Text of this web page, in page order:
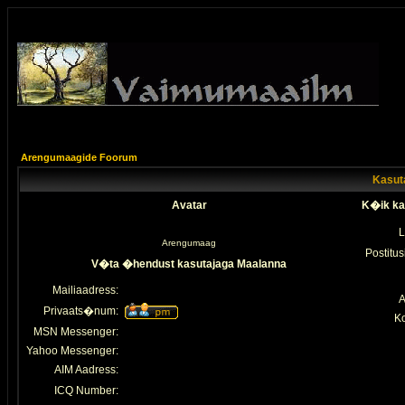
Arengumaagide Foorum
Avatar
K�ik
Arengumaag
V�ta �hendust kasutajaga Maalanna
Mailiaadress:
Privaats�num:
MSN Messenger:
Yahoo Messenger:
AIM Aadress:
ICQ Number: